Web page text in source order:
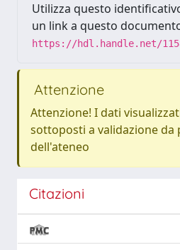
Utilizza questo
un link a questo
https://hdl.handle.net/
Attenzione
Attenzione! I dati
sottoposti a validazione da
dell'ateneo
Citazioni